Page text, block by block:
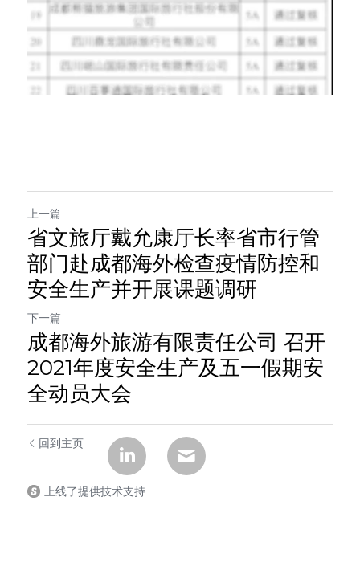
上一篇
省文旅厅戴允康厅长率省市行管
部门赴成都海外检查疫情防控和
安全生产并开展课题调研
下一篇
成都海外旅游有限责任公司 召开
2021年度安全生产及五一假期安
全动员大会
回到主页
上线了提供技术支持